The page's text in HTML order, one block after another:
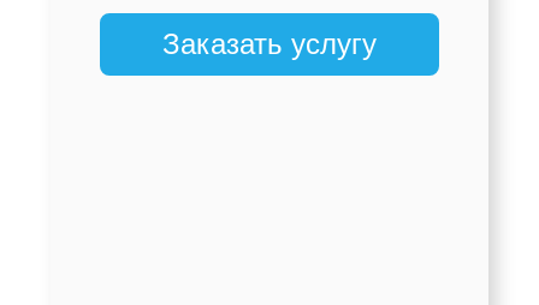
Заказать услугу